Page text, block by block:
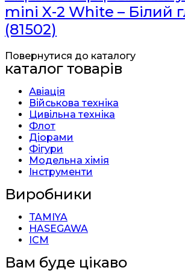
mini X-2 White – Білий
(81502)
Повернутися до каталогу
каталог товарів
Авіація
Військова техніка
Цивільна техніка
Флот
Діорами
Фігури
Модельна хімія
Інструменти
Виробники
TAMIYA
HASEGAWA
ICM
Вам буде цікаво